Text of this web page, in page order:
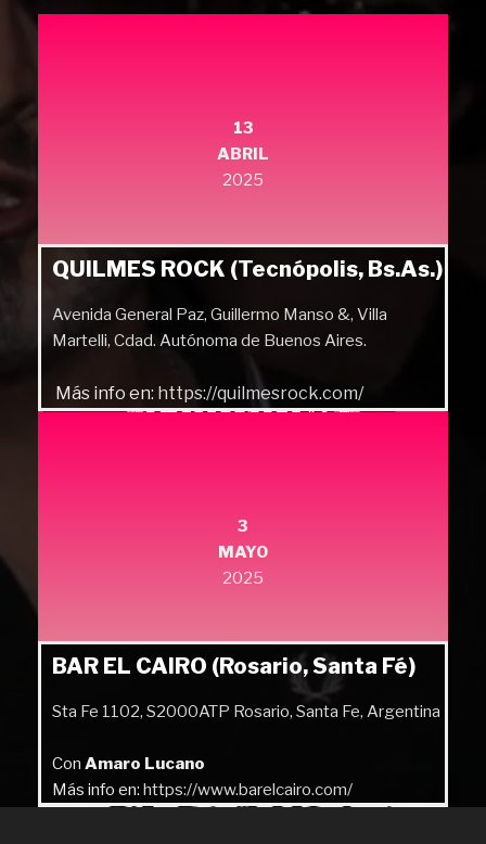
13
ABRIL
2025
QUILMES ROCK (Tecnópolis, Bs.As.)
Avenida General Paz, Guillermo Manso &, Villa
Martelli, Cdad. Autónoma de Buenos Aires.
Más info en: https://quilmesrock.com/
3
MAYO
2025
BAR EL CAIRO (Rosario, Santa Fé)
Sta Fe 1102, S2000ATP Rosario, Santa Fe, Argentina
Con Amaro Lucano
Más info en: https://www.barelcairo.com/